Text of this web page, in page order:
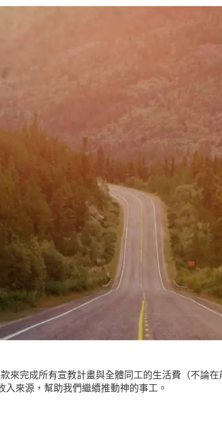
來完成所有宣教計畫與全體同工的生活費（不論
入來源，幫助我們繼續推動神的事工。